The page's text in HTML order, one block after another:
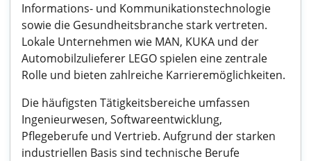
Informations- und Kommunikationstechnologie
sowie die Gesundheitsbranche stark vertreten.
Lokale Unternehmen wie MAN, KUKA und der
Automobilzulieferer LEGO spielen eine zentrale
Rolle und bieten zahlreiche Karrieremöglichkeiten.
Die häufigsten Tätigkeitsbereiche umfassen
Ingenieurwesen, Softwareentwicklung,
Pflegeberufe und Vertrieb. Aufgrund der starken
industriellen Basis sind technische Berufe